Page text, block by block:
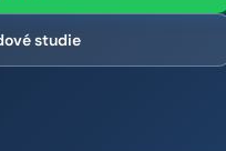
studie